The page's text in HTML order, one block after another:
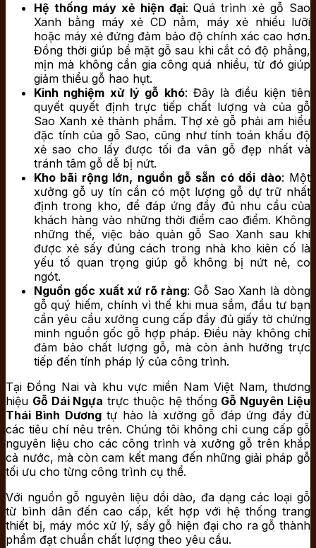
Hệ thống máy xẻ hiện đại: Quá trình xẻ gỗ Sao
Xanh bằng máy xẻ CD nằm, máy xẻ nhiều lưỡi
hoặc máy xẻ đứng đảm bảo độ chính xác cao hơn.
Đồng thời giúp bề mặt gỗ sau khi cắt có độ phẳng,
mịn mà không cần gia công quá nhiều, từ đó giúp
giảm thiểu gỗ hao hụt.
Kinh nghiệm xử lý gỗ khó: Đây là điều kiện tiên
quyết quyết định trực tiếp chất lượng và của gỗ
Sao Xanh xẻ thành phẩm. Thợ xẻ gỗ phải am hiểu
đặc tính của gỗ Sao, cũng như tính toán khẩu độ
xẻ sao cho lấy được tối đa vân gỗ đẹp nhất và
tránh tâm gỗ dễ bị nứt.
Kho bãi rộng lớn, nguồn gỗ sẵn có dồi dào: Một
xưởng gỗ uy tín cần có một lượng gỗ dự trữ nhất
định trong kho, để đáp ứng đầy đủ nhu cầu của
khách hàng vào những thời điểm cao điểm. Không
những thế, việc bảo quản gỗ Sao Xanh sau khi
được xẻ sấy đúng cách trong nhà kho kiên cố là
yếu tố quan trọng giúp gỗ không bị nứt nẻ, co
ngót.
Nguồn gốc xuất xứ rõ ràng: Gỗ Sao Xanh là dòng
gỗ quý hiếm, chính vì thế khi mua sắm, đầu tư bạn
cần yêu cầu xưởng cung cấp đầy đủ giấy tờ chứng
minh nguồn gốc gỗ hợp pháp. Điều này không chỉ
đảm bảo chất lượng gỗ, mà còn ảnh hưởng trực
tiếp đến tính pháp lý của công trình.
Tại Đồng Nai và khu vực miền Nam Việt Nam, thương
hiệu Gỗ Dái Ngựa trực thuộc hệ thống Gỗ Nguyên Liệu
Thái Bình Dươngtự hào là xưởng gỗ đáp ứng đầy đủ
các tiêu chí nêu trên. Chúng tôi không chỉ cung cấp gỗ
nguyên liệu cho các công trình và xưởng gỗ trên khắp
cả nước, mà còn cam kết mang đến những giải pháp gỗ
tối ưu cho từng công trình cụ thể.
Với nguồn gỗ nguyên liệu dồi dào, đa dạng các loại gỗ
từ bình dân đến cao cấp, kết hợp với hệ thống trang
thiết bị, máy móc xử lý, sấy gỗ hiện đại cho ra gỗ thành
phẩm đạt chuẩn chất lượng theo yêu cầu.